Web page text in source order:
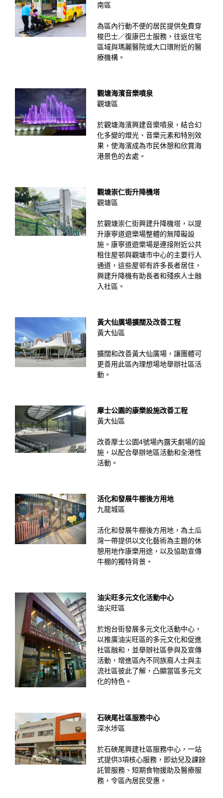
南區
為區內行動不便的居民提供免費穿
梭巴士／復康巴士服務，往返住宅
區域與瑪麗醫院或大口環附近的醫
療機構。
觀塘海濱音樂噴泉
觀塘區
於觀塘海濱興建音樂噴泉，結合幻
化多變的燈光、音樂元素和特別效
果，使海濱成為市民休憩和欣賞海
港景色的去處。
觀塘崇仁街升降機塔
觀塘區
於觀塘崇仁街興建升降機塔，以提
升康寧道遊樂場整體的無障礙設
施。康寧道遊樂場是連接附近公共
租住屋邨與觀塘市中心的主要行人
通道，這些屋邨有許多長者居住，
興建升降機有助長者和殘疾人士融
入社區。
黃大仙廣場擴闊及改善工程
黃大仙區
擴闊和改善黃大仙廣場，讓團體可
更善用此區內理想場地舉辦社區活
動。
摩士公園的康樂設施改善工程
黃大仙區
改善摩士公園4號場內露天劇場的設
施，以配合舉辦地區活動和全港性
活動。
活化和發展牛棚後方用地
九龍城區
活化和發展牛棚後方用地，為土瓜
灣一帶提供以文化藝術為主題的休
憩用地作康樂用途，以及協助宣傳
牛棚的獨特背景。
油尖旺多元文化活動中心
油尖旺區
於炮台街發展多元文化活動中心，
以推廣油尖旺區的多元文化和促進
社區融和，並舉辦社區參與及宣傳
活動，增進區內不同族裔人士與主
流社區彼此了解，凸顯當區多元文
化的特色。
石硤尾社區服務中心
深水埗區
於石硤尾興建社區服務中心，一站
式提供3項核心服務，即幼兒及課餘
託管服務、短期食物援助及醫療服
務，令區內居民受惠。